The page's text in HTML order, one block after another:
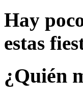
Hay
estas
¿Quién